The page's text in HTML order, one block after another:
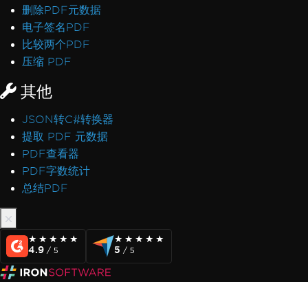
Forms, Bookmarks & Metadata
Custom Fonts in Form Fields
AccessViolationException in Forms
Bookmarks via ExtractTextFromPage
Initial render is slow
IronPDF Performance Assistance
Render Delay & Timeout
Timeout while rendering PDF
Memory Leak in IronPDF
CEF/Chromium Memory Usage
Monitor Memory in Linux/WSL
删除PDF元数据
电子签名PDF
比较两个PDF
压缩 PDF
其他
JSON转C#转换器
提取 PDF 元数据
PDF查看器
PDF字数统计
总结PDF
★★★★★
★★★★★
4.9 / 5
★★★★★
★★★★★
5 / 5